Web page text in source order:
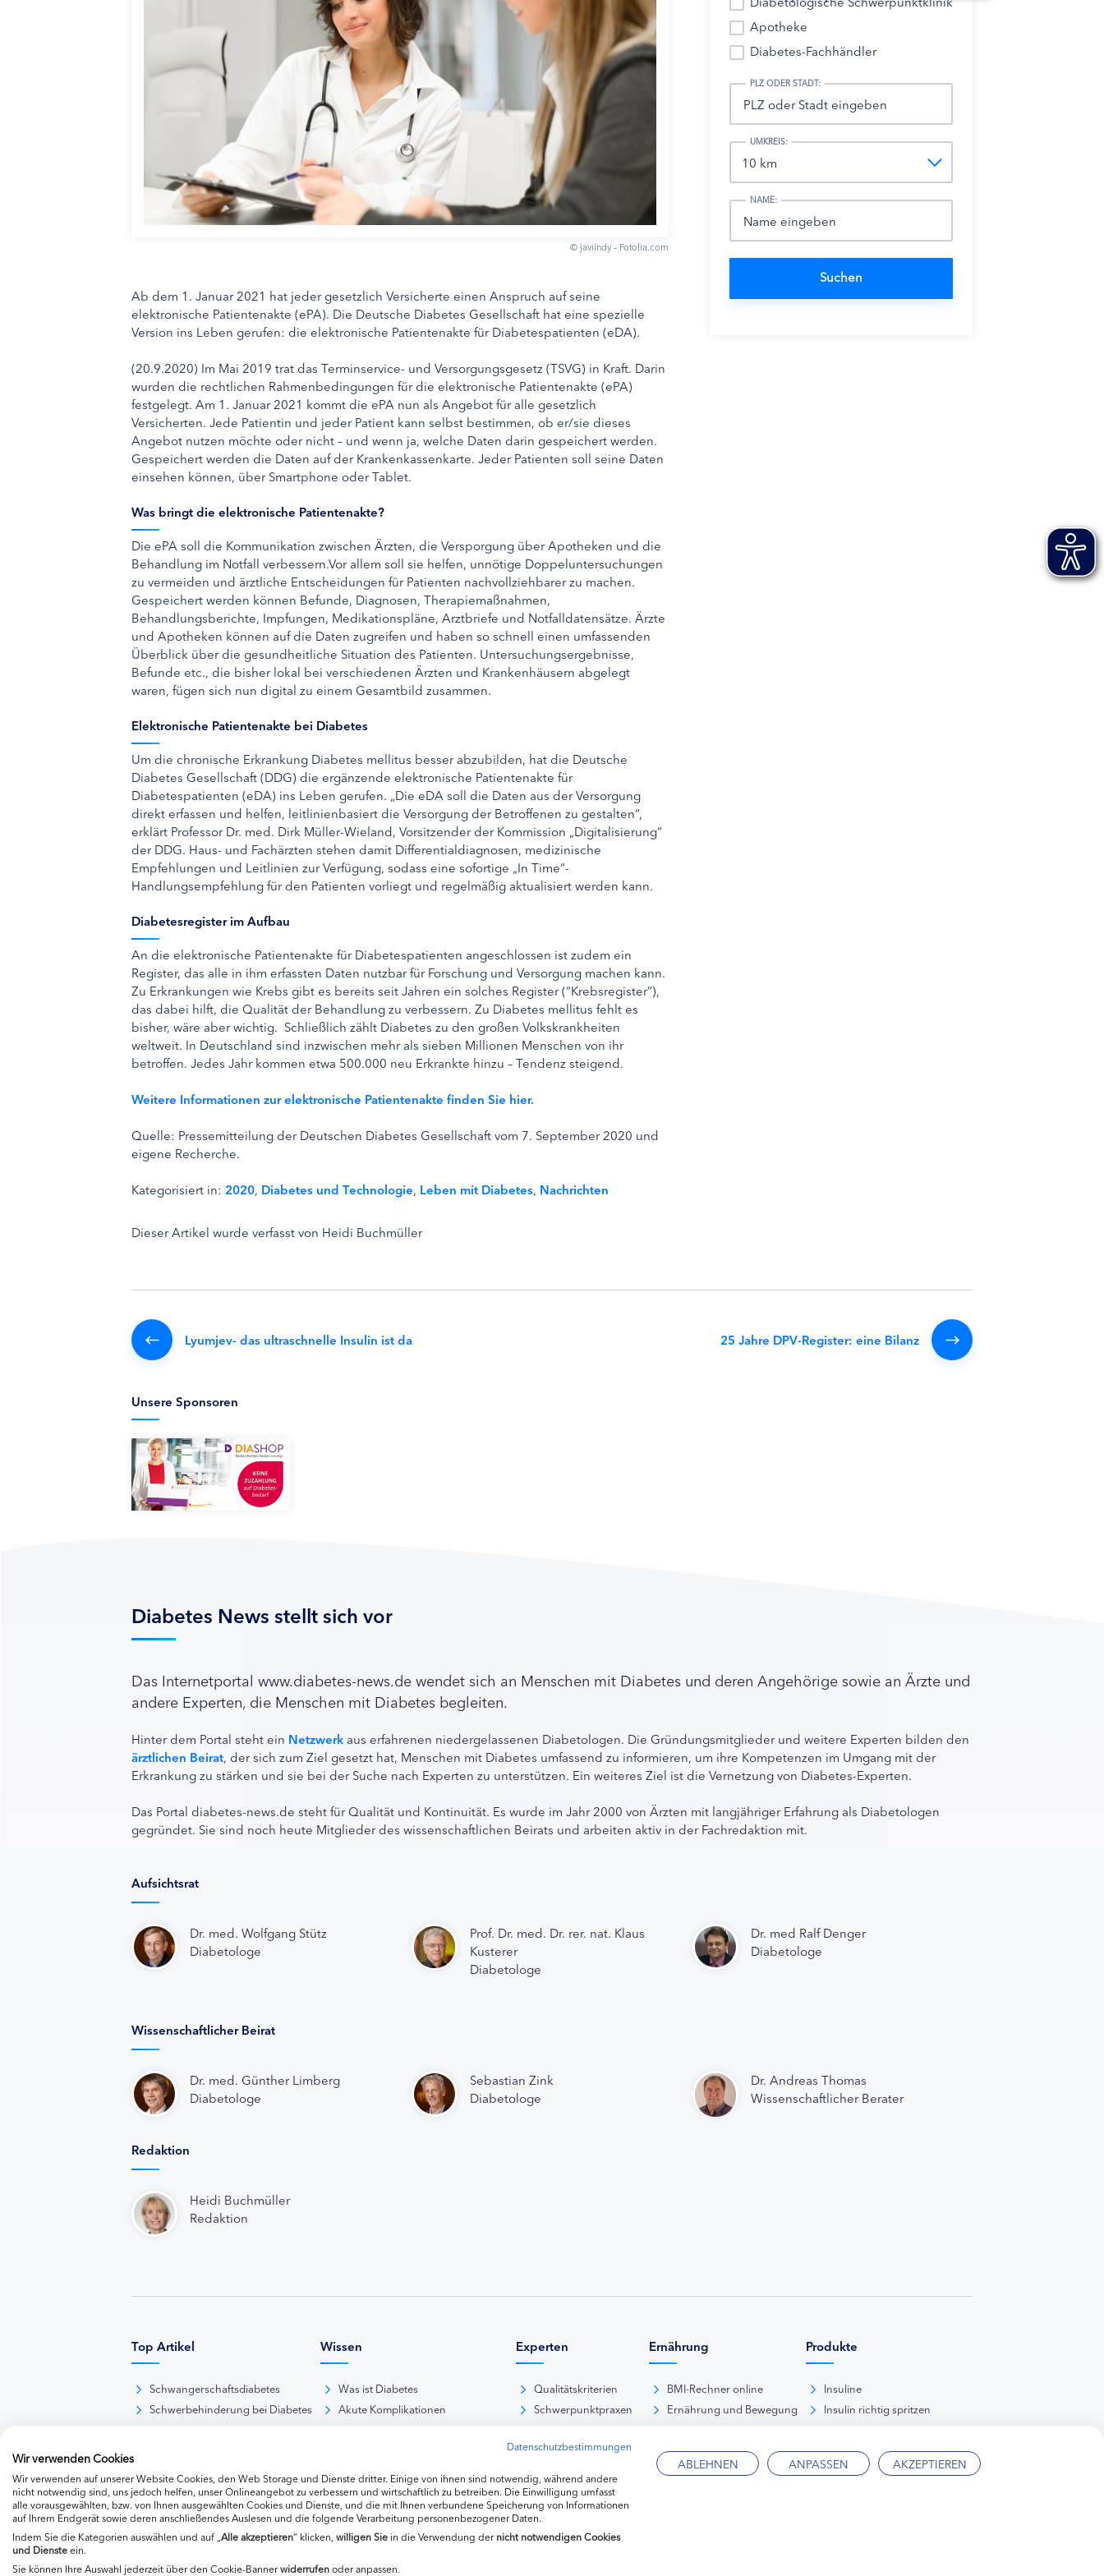
© javiindy – Fotolia.com
Ab dem 1. Januar 2021 hat jeder gesetzlich Versicherte einen Anspruch auf seine
elektronische Patientenakte (ePA). Die Deutsche Diabetes Gesellschaft hat eine spezielle
Version ins Leben gerufen: die elektronische Patientenakte für Diabetespatienten (eDA).
(20.9.2020) Im Mai 2019 trat das Terminservice- und Versorgungsgesetz (TSVG) in Kraft. Darin
wurden die rechtlichen Rahmenbedingungen für die elektronische Patientenakte (ePA)
festgelegt. Am 1. Januar 2021 kommt die ePA nun als Angebot für alle gesetzlich
Versicherten. Jede Patientin und jeder Patient kann selbst bestimmen, ob er/sie dieses
Angebot nutzen möchte oder nicht – und wenn ja, welche Daten darin gespeichert werden.
Gespeichert werden die Daten auf der Krankenkassenkarte. Jeder Patienten soll seine Daten
einsehen können, über Smartphone oder Tablet.
Was bringt die elektronische Patientenakte?
Die ePA soll die Kommunikation zwischen Ärzten, die Versporgung über Apotheken und die
Behandlung im Notfall verbessern.Vor allem soll sie helfen, unnötige Doppeluntersuchungen
zu vermeiden und ärztliche Entscheidungen für Patienten nachvollziehbarer zu machen.
Gespeichert werden können Befunde, Diagnosen, Therapiemaßnahmen,
Behandlungsberichte, Impfungen, Medikationspläne, Arztbriefe und Notfalldatensätze. Ärzte
und Apotheken können auf die Daten zugreifen und haben so schnell einen umfassenden
Überblick über die gesundheitliche Situation des Patienten. Untersuchungsergebnisse,
Befunde etc., die bisher lokal bei verschiedenen Ärzten und Krankenhäusern abgelegt
waren, fügen sich nun digital zu einem Gesamtbild zusammen.
Elektronische Patientenakte bei Diabetes
Um die chronische Erkrankung Diabetes mellitus besser abzubilden, hat die Deutsche
Diabetes Gesellschaft (DDG) die ergänzende elektronische Patientenakte für
Diabetespatienten (eDA) ins Leben gerufen. „Die eDA soll die Daten aus der Versorgung
direkt erfassen und helfen, leitlinienbasiert die Versorgung der Betroffenen zu gestalten“,
erklärt Professor Dr. med. Dirk Müller-Wieland, Vorsitzender der Kommission „Digitalisierung“
der DDG. Haus- und Fachärzten stehen damit Differentialdiagnosen, medizinische
Empfehlungen und Leitlinien zur Verfügung, sodass eine sofortige „In Time“-
Handlungsempfehlung für den Patienten vorliegt und regelmäßig aktualisiert werden kann.
Diabetesregister im Aufbau
An die elektronische Patientenakte für Diabetespatienten angeschlossen ist zudem ein
Register, das alle in ihm erfassten Daten nutzbar für Forschung und Versorgung machen kann.
Zu Erkrankungen wie Krebs gibt es bereits seit Jahren ein solches Register (“Krebsregister”),
das dabei hilft, die Qualität der Behandlung zu verbessern. Zu Diabetes mellitus fehlt es
bisher, wäre aber wichtig. Schließlich zählt Diabetes zu den großen Volkskrankheiten
weltweit. In Deutschland sind inzwischen mehr als sieben Millionen Menschen von ihr
betroffen. Jedes Jahr kommen etwa 500.000 neu Erkrankte hinzu – Tendenz steigend.
Weitere Informationen zur elektronische Patientenakte finden Sie hier.
Quelle: Pressemitteilung der Deutschen Diabetes Gesellschaft vom 7. September 2020 und
eigene Recherche.
Kategorisiert in: 2020, Diabetes und Technologie, Leben mit Diabetes, Nachrichten
Dieser Artikel wurde verfasst von Heidi Buchmüller
Lyumjev- das ultraschnelle Insulin ist da 25 Jahre DPV-Register: eine Bilanz
Apotheke
Diabetes-Fachhändler
PLZ ODER STADT:
UMKREIS:
NAME:
Unsere Sponsoren
Diabetes News stellt sich vor
Das Internetportal www.diabetes-news.de wendet sich an Menschen mit Diabetes und deren Angehörige sowie an Ärzte und
andere Experten, die Menschen mit Diabetes begleiten.
Hinter dem Portal steht ein Netzwerk aus erfahrenen niedergelassenen Diabetologen. Die Gründungsmitglieder und weitere Experten bilden den
ärztlichen Beirat, der sich zum Ziel gesetzt hat, Menschen mit Diabetes umfassend zu informieren, um ihre Kompetenzen im Umgang mit der
Erkrankung zu stärken und sie bei der Suche nach Experten zu unterstützen. Ein weiteres Ziel ist die Vernetzung von Diabetes-Experten.
Das Portal diabetes-news.de steht für Qualität und Kontinuität. Es wurde im Jahr 2000 von Ärzten mit langjähriger Erfahrung als Diabetologen
gegründet. Sie sind noch heute Mitglieder des wissenschaftlichen Beirats und arbeiten aktiv in der Fachredaktion mit.
Aufsichtsrat
Dr. med. Wolfgang Stütz
Diabetologe
Prof. Dr. med. Dr. rer. nat. Klaus
Kusterer
Diabetologe
Dr. med Ralf Denger
Diabetologe
Wissenschaftlicher Beirat
Dr. med. Günther Limberg
Diabetologe
Sebastian Zink
Diabetologe
Dr. Andreas Thomas
Wissenschaftlicher Berater
Redaktion
Heidi Buchmüller
Redaktion
Top Artikel
Schwangerschaftsdiabetes
Schwerbehinderung bei Diabetes
Wissen
Was ist Diabetes
Akute Komplikationen
Therapie Typ-2-Diabetes
Weitere hormonelle Erkrankungen
Experten
Qualitätskriterien
Schwerpunktpraxen
Kliniken
Diabetes-Fachhändler
Ernährung
BMI-Rechner online
Ernährung und Bewegung
Lebensmittelkunde
Produkte
Insuline
Insulin richtig spritzen
Datenschutzbestimmungen
Wir verwenden Cookies
Wir verwenden auf unserer Website Cookies, den Web Storage und Dienste dritter. Einige von ihnen sind notwendig, während andere
nicht notwendig sind, uns jedoch helfen, unser Onlineangebot zu verbessern und wirtschaftlich zu betreiben. Die Einwilligung umfasst
alle vorausgewählten, bzw. von Ihnen ausgewählten Cookies und Dienste, und die mit Ihnen verbundene Speicherung von Informationen
auf Ihrem Endgerät sowie deren anschließendes Auslesen und die folgende Verarbeitung personenbezogener Daten.
Indem Sie die Kategorien auswählen und auf „ Alle akzeptieren“ klicken, willigenSie in die Verwendung dernicht notwendigen Cookies
und Diensteein.
Sie können Ihre Auswahl jederzeit über den Cookie-Bannerwiderrufenoder anpassen.
ABLEHNEN ANPASSEN AKZEPTIEREN